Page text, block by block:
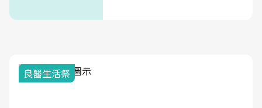
我與健康韌性的距離